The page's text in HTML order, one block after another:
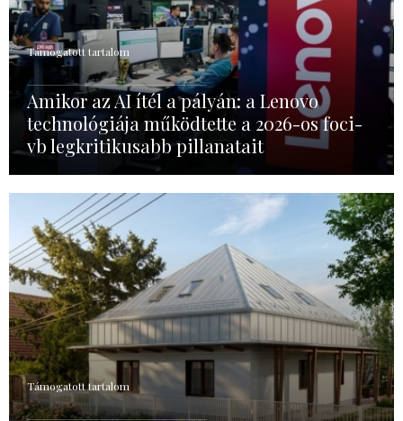
Támogatott tartalom
Amikor az AI ítél a pályán: a Lenovo
technológiája működtette a 2026-os foci-
vb legkritikusabb pillanatait
Támogatott tartalom